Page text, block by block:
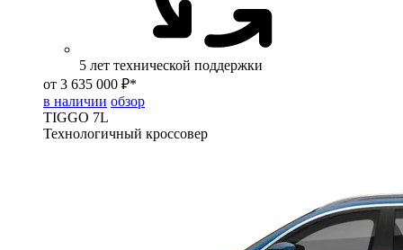
5 лет технической поддержки
от 3 635 000 ₽*
в наличии обзор
TIGGO 7L
Технологичный кроссовер